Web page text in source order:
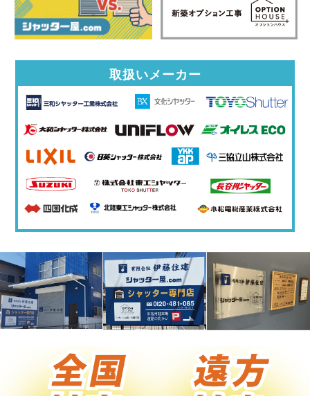
取扱いメーカー